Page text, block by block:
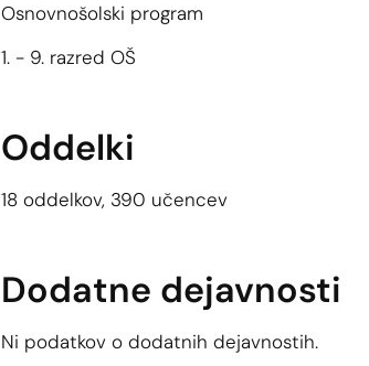
Osnovnošolski program
1. - 9. razred OŠ
Oddelki
18 oddelkov, 390 učencev
Dodatne dejavnosti
Ni podatkov o dodatnih dejavnostih.